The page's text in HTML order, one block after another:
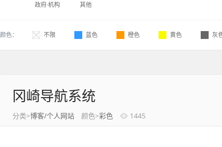
政府·机构 其他
颜色： 不限 蓝色 橙色 黄色 灰
冈崎导航系统
分类>博客/个人网站 颜色>彩色 1445